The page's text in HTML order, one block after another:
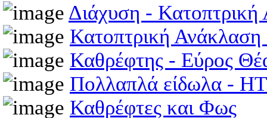
Διάχυση -
Κατοπτρική
Καθρέφτης - Εύρος
Πολλαπλά είδωλα -
Καθρέφτες και Φως